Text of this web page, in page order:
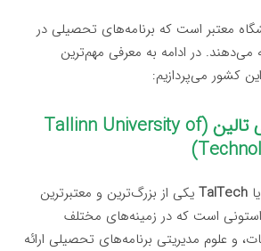
معتبر است که برنامه‌های تحصیلی در
می‌دهند. در ادامه به معرفی مهم‌ترین
کشور می‌پردازیم:
۱٫ دانشگاه صنعتی تالین (Tallinn University of
یاTalTech یکی از بزرگ‌ترین و معتبرترین
است که در زمینه‌های مختلف
و علوم مدیریتی برنامه‌های تحصیلی ارائه